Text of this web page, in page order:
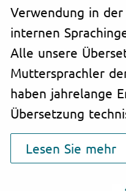
Verwendung in
internen
Alle unsere
Muttersprachler
haben jahrelange
Übersetzung
Lesen Sie mehr